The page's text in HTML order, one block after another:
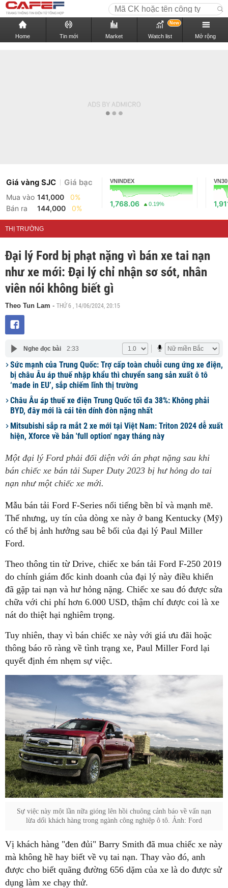
Home Tin mới Market Watch list
New
Mở rộng
Giá vàng SJC Giá bạc
Mua vào 141,000
0%
Bán ra
144,000 0%
VNINDEX
1,768.06 0.19%
VN30
THỊ TRƯỜNG
Đại lý Ford bị phạt nặng vì bán xe tai nạn
như xe mới: Đại lý chỉ nhận sơ sót, nhân
viên nói không biết gì
Theo Tun Lam - THỨ 6 , 14/06/2024, 20:15
Nghe đọc bài 2:33
Sức mạnh của Trung Quốc: Trợ cấp toàn chuỗi cung ứng xe điện,
bị châu Âu áp thuế nhập khẩu thì chuyển sang sản xuất ô tô
‘made in EU’, sắp chiếm lĩnh thị trường
Châu Âu áp thuế xe điện Trung Quốc tối đa 38%: Không phải
BYD, đây mới là cái tên dính đòn nặng nhất
Mitsubishi sắp ra mắt 2 xe mới tại Việt Nam: Triton 2024 dễ xuất
hiện, Xforce về bản 'full option' ngay tháng này
Một đại lý Ford phải đối diện với án phạt nặng sau khi
bán chiếc xe bán tải Super Duty 2023 bị hư hỏng do tai
nạn như một chiếc xe mới.
Mẫu bán tải Ford F-Series nổi tiếng bền bỉ và mạnh mẽ.
Thế nhưng, uy tín của dòng xe này ở bang Kentucky (Mỹ)
có thể bị ảnh hưởng sau bê bối của đại lý Paul Miller
Ford.
Theo thông tin từ Drive, chiếc xe bán tải Ford F-250 2019
do chính giám đốc kinh doanh của đại lý này điều khiển
đã gặp tai nạn và hư hỏng nặng. Chiếc xe sau đó được sửa
chữa với chi phí hơn 6.000 USD, thậm chí được coi là xe
nát do thiệt hại nghiêm trọng.
Tuy nhiên, thay vì bán chiếc xe này với giá ưu đãi hoặc
thông báo rõ ràng về tình trạng xe, Paul Miller Ford lại
quyết định ém nhẹm sự việc.
Sự việc này một lần nữa gióng lên hồi chuông cảnh báo về vấn nạn
lừa dối khách hàng trong ngành công nghiệp ô tô. Ảnh: Ford
Vị khách hàng "đen đủi" Barry Smith đã mua chiếc xe này
mà không hề hay biết về vụ tai nạn. Thay vào đó, anh
được cho biết quãng đường 656 dặm của xe là do được sử
dụng làm xe chạy thử.